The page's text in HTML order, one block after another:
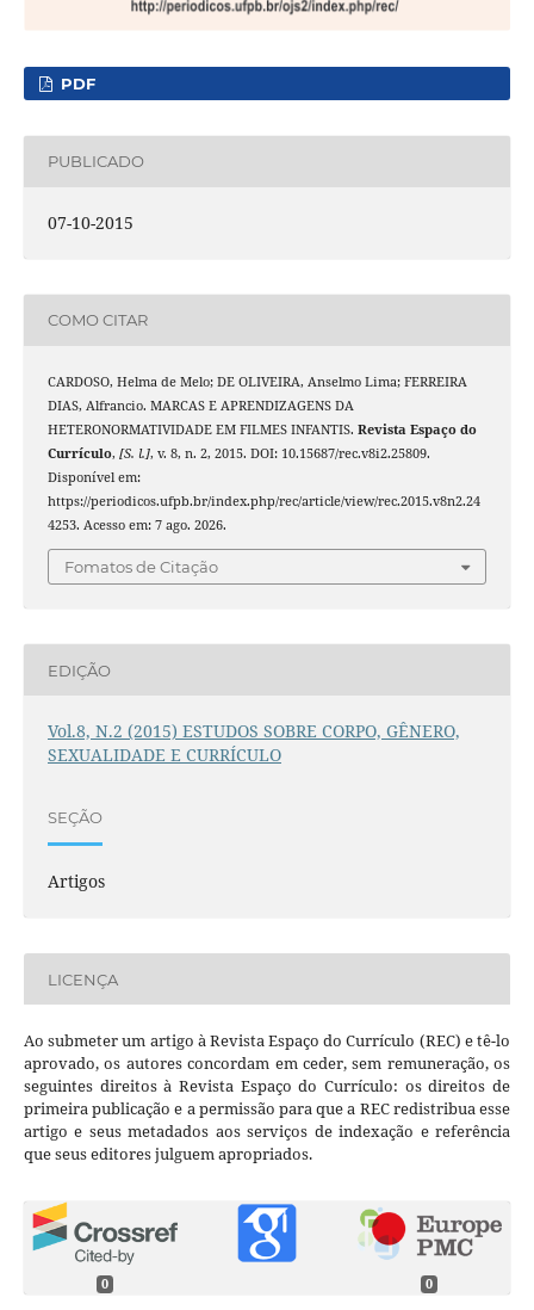
PDF
PUBLICADO
07-10-2015
COMO CITAR
CARDOSO, Helma de Melo; DE OLIVEIRA, Anselmo Lima; FERREIRA
DIAS, Alfrancio. MARCAS E APRENDIZAGENS DA
HETERONORMATIVIDADE EM FILMES INFANTIS. Revista Espaço do
Currículo, [S. l.], v. 8, n. 2, 2015. DOI: 10.15687/rec.v8i2.25809.
Disponível em:
https://periodicos.ufpb.br/index.php/rec/article/view/rec.2015.v8n2.24
4253. Acesso em: 7 ago. 2026.
Fomatos de Citação
EDIÇÃO
Vol.8, N.2 (2015) ESTUDOS SOBRE CORPO, GÊNERO,
SEXUALIDADE E CURRÍCULO
SEÇÃO
Artigos
LICENÇA
Ao submeter um artigo à Revista Espaço do Currículo (REC) e tê-lo
aprovado, os autores concordam em ceder, sem remuneração, os
seguintes direitos à Revista Espaço do Currículo: os direitos de
primeira publicação e a permissão para que a REC redistribua esse
artigo e seus metadados aos serviços de indexação e referência
que seus editores julguem apropriados.
0 0